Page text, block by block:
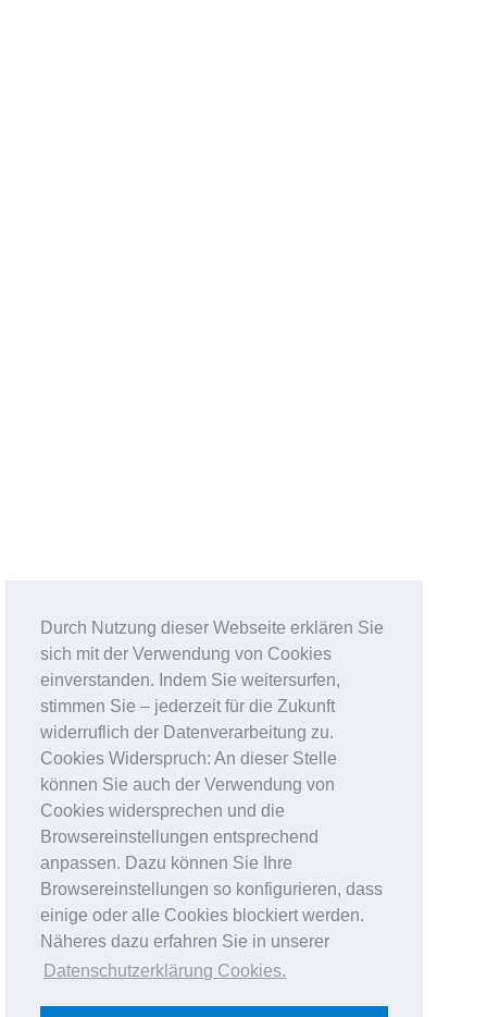
Durch Nutzung dieser Webseite erklären Sie
sich mit der Verwendung von Cookies
einverstanden. Indem Sie weitersurfen,
stimmen Sie – jederzeit für die Zukunft
widerruflich der Datenverarbeitung zu.
Cookies Widerspruch: An dieser Stelle
können Sie auch der Verwendung von
Cookies widersprechen und die
Browsereinstellungen entsprechend
anpassen. Dazu können Sie Ihre
Browsereinstellungen so konfigurieren, dass
einige oder alle Cookies blockiert werden.
Näheres dazu erfahren Sie in unserer
Datenschutzerklärung Cookies.